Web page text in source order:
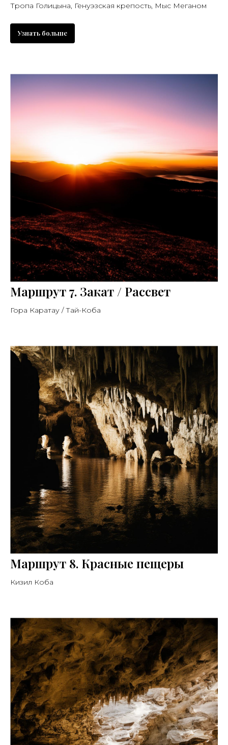
Тропа Голицына, Генуэзская крепость, Мыс Меганом
Узнать больше
Маршрут 7. Закат / Рассвет
Гора Каратау / Тай-Коба
Маршрут 8. Красные пещеры
Кизил Коба